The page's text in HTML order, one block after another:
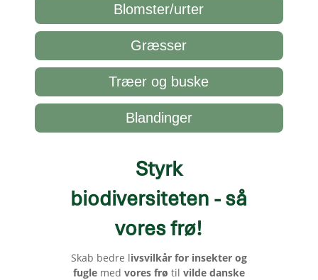
Blomster/urter
Græsser
Træer og buske
Blandinger
Styrk
biodiversiteten - så
vores frø!
Skab bedre livsvilkår for insekter og
fuglemed vores frø til vilde danske